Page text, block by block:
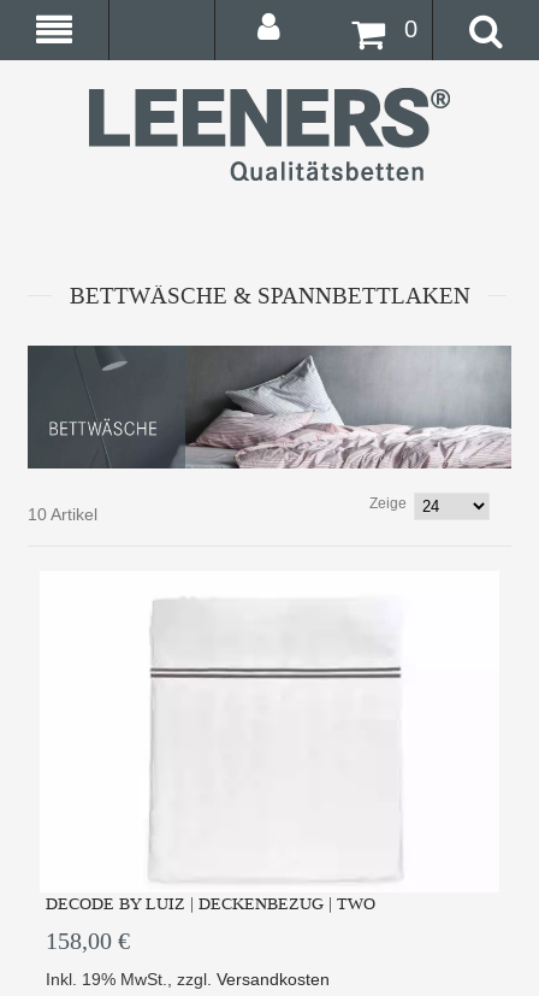
0
BETTWÄSCHE & SPANNBETTLAKEN
10 Artikel
Zeige
DECODE BY LUIZ | DECKENBEZUG | TWO
158,00 €
Inkl. 19% MwSt. ,zzgl.Versandkosten